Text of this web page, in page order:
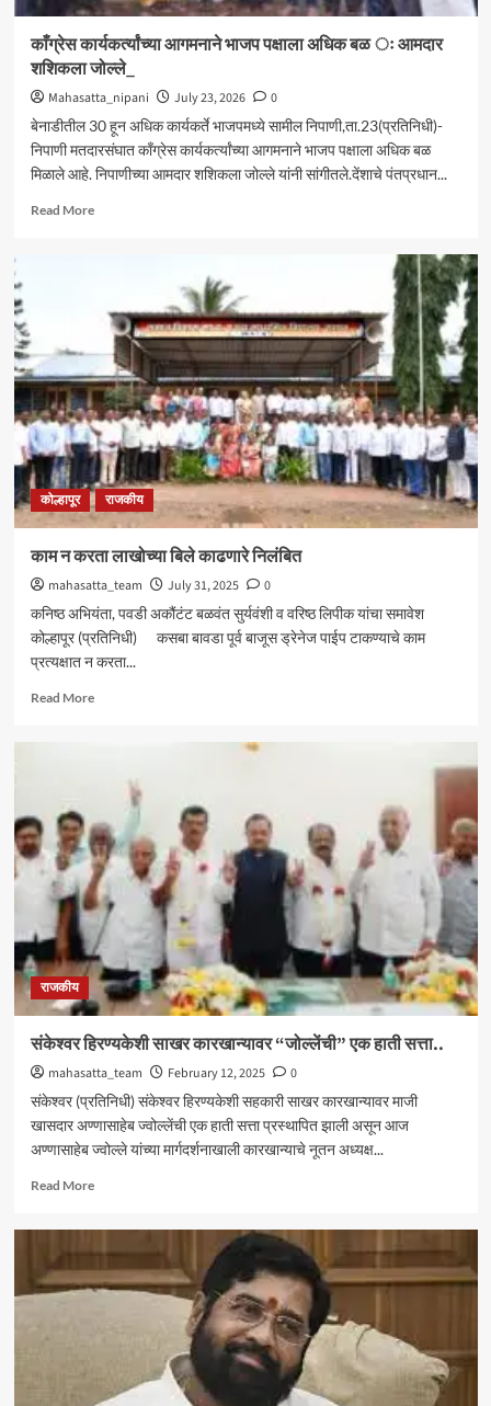
काँग्रेस कार्यकर्त्यांच्या आगमनाने भाजप पक्षाला अधिक बळ ः आमदार
शशिकला जोल्ले_
Mahasatta_nipani July 23, 2026
0
बेनाडीतील 30 हून अधिक कार्यकर्ते भाजपमध्ये सामील निपाणी,ता.23(प्रतिनिधी)-
निपाणी मतदारसंघात काँग्रेस कार्यकर्त्यांच्या आगमनाने भाजप पक्षाला अधिक बळ
मिळाले आहे. निपाणीच्या आमदार शशिकला जोल्ले यांनी सांगीतले.देंशाचे पंतप्रधान...
Read MoreRead
आगमनाने
भाजप
पक्षाला
अधिक
बळ
ः
आमदार
शशिकला
जोल्ले_
कोल्हापूर राजकीय
काम न करता लाखोच्या बिले काढणारे निलंबित
mahasatta_team July 31, 2025
0
कनिष्ठ अभियंता, पवडी अकौंटंट बळवंत सुर्यवंशी व वरिष्ठ लिपीक यांचा समावेश
कोल्हापूर (प्रतिनिधी) कसबा बावडा पूर्व बाजूस ड्रेनेज पाईप टाकण्याचे काम
प्रत्यक्षात न करता...
Read MoreRead
लाखोच्या
बिले
काढणारे
निलंबित
राजकीय
संकेश्वर हिरण्यकेशी साखर कारखान्यावर “जोल्लेंची” एक हाती सत्ता..
mahasatta_team February 12, 2025
0
संकेश्वर (प्रतिनिधी) संकेश्वर हिरण्यकेशी सहकारी साखर कारखान्यावर माजी
खासदार अण्णासाहेब ज्वोल्लेंची एक हाती सत्ता प्रस्थापित झाली असून आज
अण्णासाहेब ज्वोल्ले यांच्या मार्गदर्शनाखाली कारखान्याचे नूतन अध्यक्ष...
Read MoreRead
साखर
सत्ता..